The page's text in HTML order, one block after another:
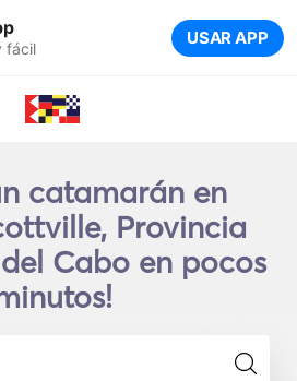
fácil USAR APP
catamarán en
Provincia
Cabo en pocos